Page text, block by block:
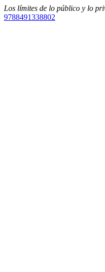
Los límites de lo público y lo
9788491338802